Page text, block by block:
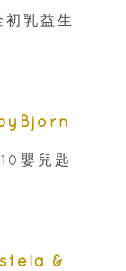
乳益生
嬰兒匙
&